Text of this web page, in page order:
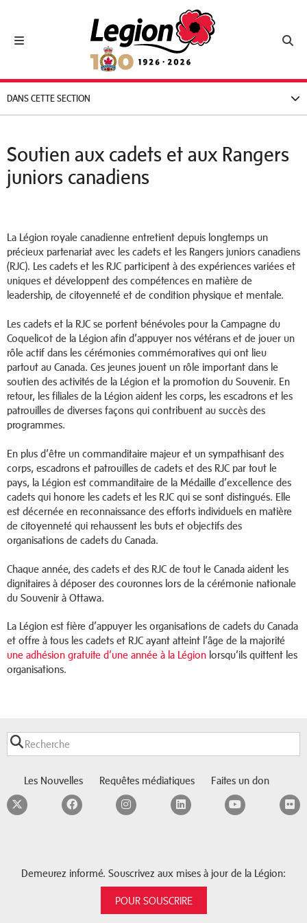
Toggle navigation
Royal Canadian Legion
DANS CETTE SECTION
Soutien aux cadets et aux Rangers
juniors canadiens
La Légion royale canadienne entretient depuis longtemps un
précieux partenariat avec les cadets et les Rangers juniors canadiens
(RJC). Les cadets et les RJC participent à des expériences variées et
uniques et développent des compétences en matière de
leadership, de citoyenneté et de condition physique et mentale.
Les cadets et la RJC se portent bénévoles pour la Campagne du
Coquelicot de la Légion afin d’appuyer nos vétérans et de jouer un
rôle actif dans les cérémonies commémoratives qui ont lieu
partout au Canada. Ces jeunes jouent un rôle important dans le
soutien des activités de la Légion et la promotion du Souvenir. En
retour, les filiales de la Légion aident les corps, les escadrons et les
patrouilles de diverses façons qui contribuent au succès des
programmes.
En plus d’être un commanditaire majeur et un sympathisant des
corps, escadrons et patrouilles de cadets et des RJC par tout le
pays, la Légion est commanditaire de la Médaille d’excellence des
cadets qui honore les cadets et les RJC qui se sont distingués. Elle
est décernée en reconnaissance des efforts individuels en matière
de citoyenneté qui rehaussent les buts et objectifs des
organisations de cadets du Canada.
Chaque année, des cadets et des RJC de tout le Canada aident les
dignitaires à déposer des couronnes lors de la cérémonie nationale
du Souvenir à Ottawa.
La Légion est fière d’appuyer les organisations de cadets du Canada
et offre à tous les cadets et RJC ayant atteint l’âge de la majorité
une adhésion gratuite d’une année à la Légion lorsqu’ils quittent les
organisations.
Les Nouvelles Requêtes médiatiques Faites un don
TwitterFacebookInstagramLinkedInYouTube
Demeurez informé. Souscrivez aux mises à jour de la Légion:
POUR SOUSCRIRE